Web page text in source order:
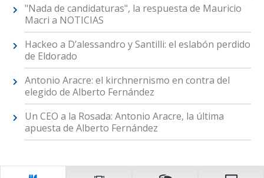
"Nada de candidaturas", la respuesta de Mauricio
Macri a NOTICIAS
Hackeo a D’alessandro y Santilli: el eslabón perdido
de Eldorado
Antonio Aracre: el kirchnernismo en contra del
elegido de Alberto Fernández
Un CEO a la Rosada: Antonio Aracre, la última
apuesta de Alberto Fernández